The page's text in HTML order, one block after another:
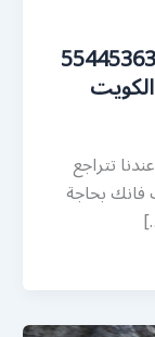
تصليح مكيف سيارة ليفانتي 55445363
تتراجع
فانك بحاجة